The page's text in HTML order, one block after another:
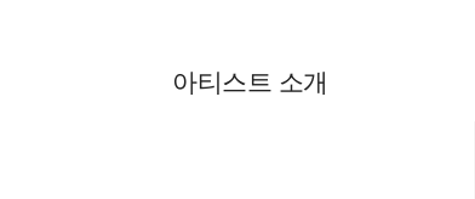
아티스트 소개